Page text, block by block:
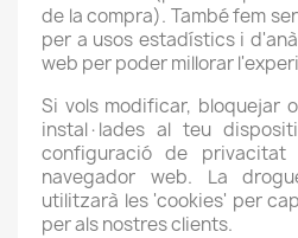
de la compra). També fem
per a usos estadístics i
web per poder millorar
Si vols modificar, bloquejar
instal·lades al teu
configuració de
navegador web. La
utilitzarà les 'cookies' per
per als nostres clients.